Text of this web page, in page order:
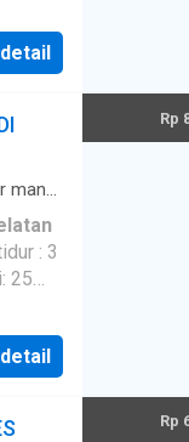
mandi
25
Rp
Rp